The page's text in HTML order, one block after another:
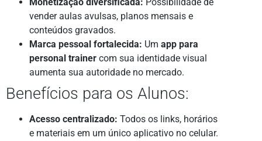
vender aulas avulsas, planos mensais e
conteúdos gravados.
Marca pessoal fortalecida: Um app para
personal trainer com sua identidade visual
aumenta sua autoridade no mercado.
Benefícios para os Alunos:
Acesso centralizado: Todos os links, horários
e materiais em um único aplicativo no celular.